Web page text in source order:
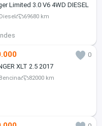
Limited 3.0 V6 4WD DIESEL
Diesel 69680 km
0
FORD RANGER XLT 2.5 2017
Bencina 82000 km